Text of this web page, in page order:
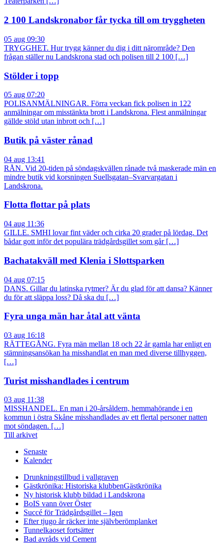
2 100 Landskronabor får tycka till om tryggheten
05 aug 09:30
TRYGGHET. Hur trygg känner du dig i ditt närområde? Den
frågan ställer nu Landskrona stad och polisen till 2 100 […]
Stölder i topp
05 aug 07:20
POLISANMÄLNINGAR. Förra veckan fick polisen in 122
anmälningar om misstänkta brott i Landskrona. Flest anmälningar
gällde stöld utan inbrott och […]
Butik på väster rånad
04 aug 13:41
RÅN. Vid 20-tiden på söndagskvällen rånade två maskerade män en
mindre butik vid korsningen Suellsgatan–Svarvargatan i
Landskrona.
Flotta flottar på plats
04 aug 11:36
GILLE. SMHI lovar fint väder och cirka 20 grader på lördag. Det
bådar gott inför det populära trädgårdsgillet som går […]
Bachatakväll med Klenia i Slottsparken
04 aug 07:15
DANS. Gillar du latinska rytmer? Är du glad för att dansa? Känner
du för att släppa loss? Då ska du […]
Fyra unga män har åtal att vänta
03 aug 16:18
RÄTTEGÅNG. Fyra män mellan 18 och 22 år gamla har enligt en
stämningsansökan ha misshandlat en man med diverse tillhyggen,
[…]
Turist misshandlades i centrum
03 aug 11:38
MISSHANDEL. En man i 20-årsåldern, hemmahörande i en
kommun i östra Skåne misshandlades av ett flertal personer natten
mot söndagen. […]
Till arkivet
Senaste
Kalender
Drunkningstillbud i vallgraven
Gästkrönika: Historiska klubbenGästkrönika
Ny historisk klubb bildad i Landskrona
BoIS vann över Öster
Succé för Trädgårdsgillet – Igen
Efter tjugo år räcker inte självberömplanket
Tunnelkaoset fortsätter
Bad avråds vid Cement